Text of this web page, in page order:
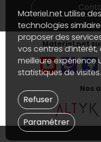
Informations légales
Données personnelles et
Gérer vos cookies
Accessibilité : non
Materiel.net
Nos
Materiel.net utilise
technologies
proposer des
vos centres
meilleure expérience
statistiques de
Paramétrer
Refuser